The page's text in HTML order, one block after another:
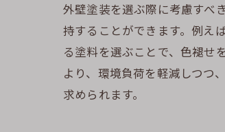
外壁塗装を選ぶ際に考慮すべ
持することができます。例え
る塗料を選ぶことで、色褪せ
より、環境負荷を軽減しつつ
求められます。